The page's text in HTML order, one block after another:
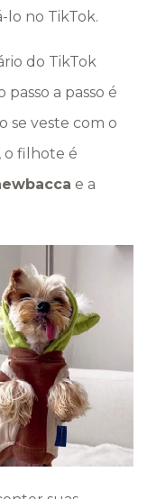
lo no TikTok.
do TikTok
passo a passo é
se veste com o
o filhote é
e a